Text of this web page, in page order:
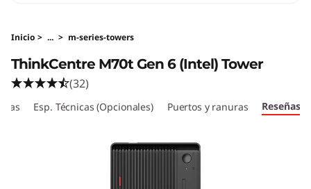
C
n
Inicio > ... > m-series-towers
ThinkCentre M70t Gen 6 (Intel) Tower
(32)
Esp. Técnicas (Opcionales) Puertos y ranuras Reseñas